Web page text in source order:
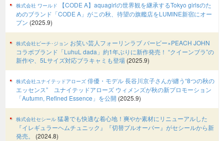
株式会社 ワールド
【CODE A】aquagirlの世界観を継承するTokyo girlsのた
めのブランド「CODE A」がこの秋、待望の旗艦店をLUMINE新宿にオー
プン (2025.9)
株式会社ピーチ･ジョン お笑い芸人フォーリンラブ バービー×PEACH JOHN
コラボブランド「LuhuL dada」約1年ぶりに新作発売！ “クイーンブラ”の
新作や、5Lサイズ対応ブラキャミも登場 (2025.9)
株式会社ユナイテッドアローズ 俳優・モデル 長谷川京子さんが纏う“8つの秋の
エッセンス” ユナイテッドアローズ ウィメンズが秋の新プロモーション
「Autumn, Refined Essence」を公開 (2025.9)
株式会社セシール 猛暑でも快適な着心地！爽やか素材にリニューアルした
『イレギュラーヘムチュニック』『切替プルオーバー』がセシールから新
発売。
(2024.8)